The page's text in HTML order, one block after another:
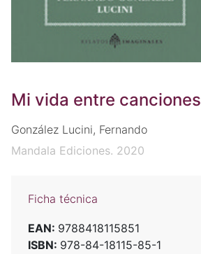
Mi vida entre canciones
González Lucini, Fernando
Mandala Ediciones. 2020
Ficha técnica
EAN: 9788418115851
ISBN: 978-84-18115-85-1